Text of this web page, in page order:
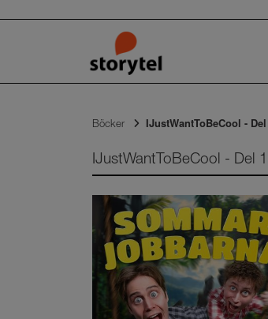
Böcker IJustWantToBeCool -
IJustWantToBeCool - Del